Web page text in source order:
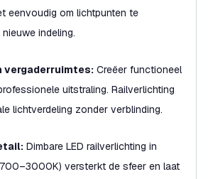
eenvoudig om lichtpunten te
indeling.
vergaderruimtes: Creëer functioneel
uitstraling. Railverlichting
lichtverdeling zonder verblinding.
Dimbare LED railverlichting in
versterkt de sfeer en laat